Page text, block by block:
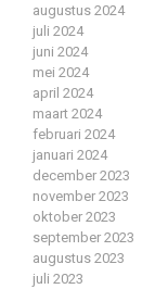
augustus 2024
juli 2024
juni 2024
mei 2024
april 2024
maart 2024
februari 2024
januari 2024
december 2023
november 2023
oktober 2023
september 2023
augustus 2023
juli 2023